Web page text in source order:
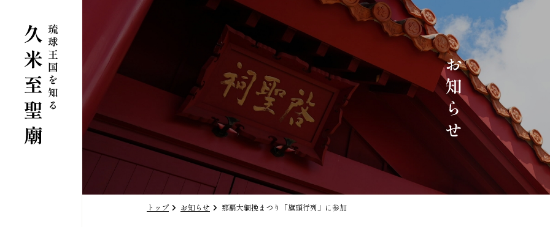
トップ お知らせ 那覇大綱挽まつり「旗頭行列」に参加